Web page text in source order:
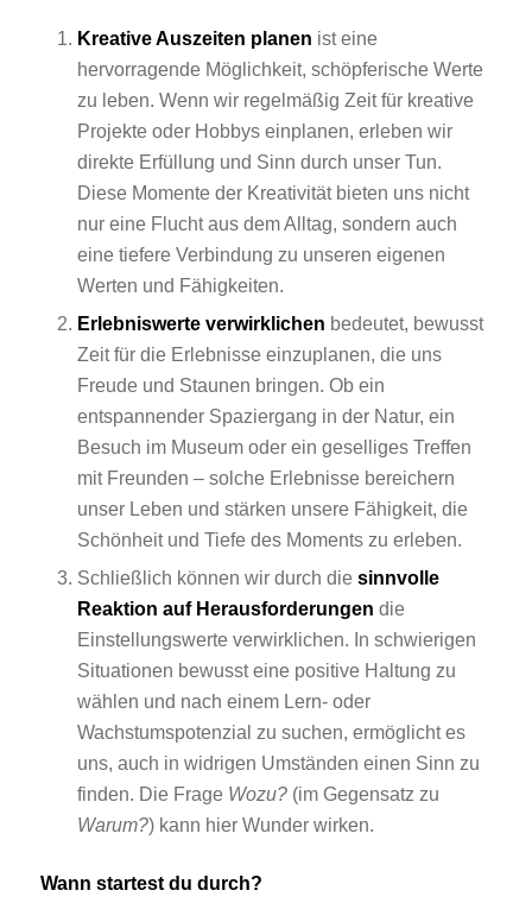
Kreative Auszeiten planen ist eine
hervorragende Möglichkeit, schöpferische Werte
zu leben. Wenn wir regelmäßig Zeit für kreative
Projekte oder Hobbys einplanen, erleben wir
direkte Erfüllung und Sinn durch unser Tun.
Diese Momente der Kreativität bieten uns nicht
nur eine Flucht aus dem Alltag, sondern auch
eine tiefere Verbindung zu unseren eigenen
Werten und Fähigkeiten.
Erlebniswerte verwirklichen bedeutet, bewusst
Zeit für die Erlebnisse einzuplanen, die uns
Freude und Staunen bringen. Ob ein
entspannender Spaziergang in der Natur, ein
Besuch im Museum oder ein geselliges Treffen
mit Freunden – solche Erlebnisse bereichern
unser Leben und stärken unsere Fähigkeit, die
Schönheit und Tiefe des Moments zu erleben.
Schließlich können wir durch die sinnvolle
Reaktion auf Herausforderungen die
Einstellungswerte verwirklichen. In schwierigen
Situationen bewusst eine positive Haltung zu
wählen und nach einem Lern- oder
Wachstumspotenzial zu suchen, ermöglicht es
uns, auch in widrigen Umständen einen Sinn zu
finden. Die Frage Wozu?(im Gegensatz zu
Warum?) kann hier Wunder wirken.
Wann startest du durch?